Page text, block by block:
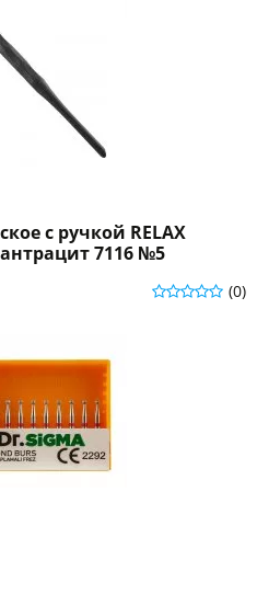
с ручкой RELAX
7116 №5
(0)